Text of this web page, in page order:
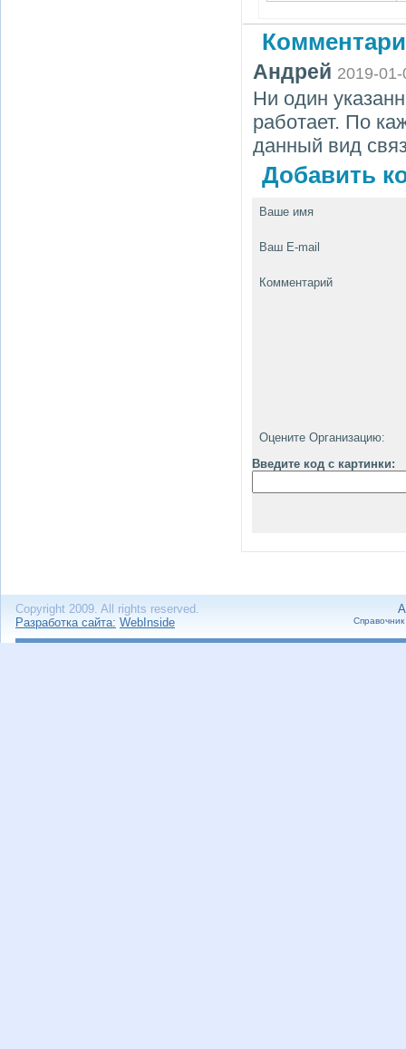
Андрей 2019-01-
Ни один
работает. По
данный вид
Добавить
Ваше имя
Ваш E-mail
Комментарий
Оцените Организацию:
Введите код с картинки:
Copyright 2009. All rights reserved.
Разработка сайта: WebInside